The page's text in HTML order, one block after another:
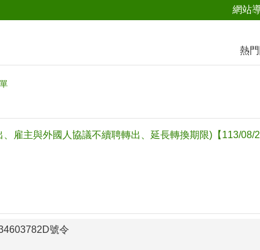
網站
熱
雇主與外國人協議不續聘轉出、延長轉換期限)【113/08/
號令